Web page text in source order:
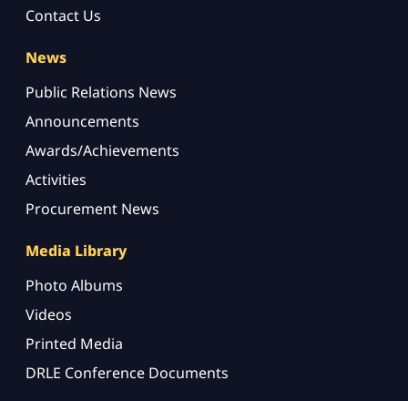
Contact Us
News
Public Relations News
Announcements
Awards/Achievements
Activities
Procurement News
Media Library
Photo Albums
Videos
Printed Media
DRLE Conference Documents